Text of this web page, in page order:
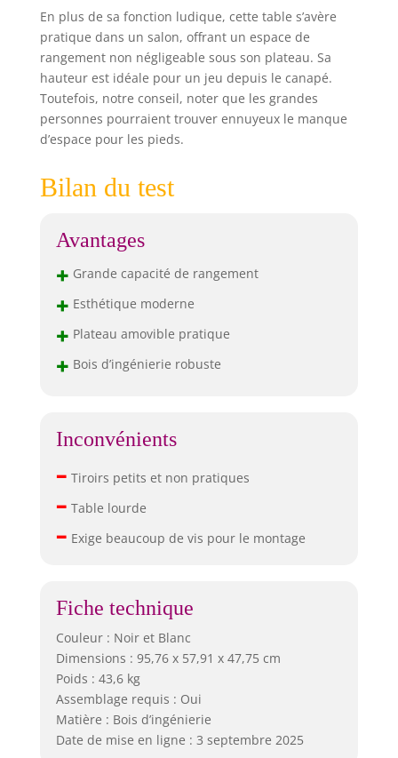
En plus de sa fonction ludique, cette table s’avère
pratique dans un salon, offrant un espace de
rangement non négligeable sous son plateau. Sa
hauteur est idéale pour un jeu depuis le canapé.
Toutefois, notre conseil, noter que les grandes
personnes pourraient trouver ennuyeux le manque
d’espace pour les pieds.
Bilan du test
Avantages
+ Grande capacité de rangement
+ Esthétique moderne
+ Plateau amovible pratique
+ Bois d’ingénierie robuste
Inconvénients
– Tiroirs petits et non pratiques
– Table lourde
– Exige beaucoup de vis pour le montage
Fiche technique
Couleur : Noir et Blanc
Dimensions : 95,76 x 57,91 x 47,75 cm
Poids : 43,6 kg
Assemblage requis : Oui
Matière : Bois d’ingénierie
Date de mise en ligne : 3 septembre 2025